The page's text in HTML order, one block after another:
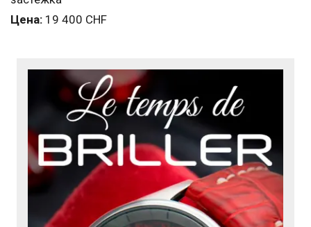
Цена: 19 400 CHF